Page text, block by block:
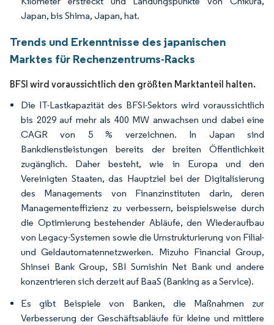
Japan, bis Shima, Japan, hat.
Trends und Erkenntnisse des japanischen
Marktes für Rechenzentrums-Racks
BFSI wird voraussichtlich den größten Marktanteil halten.
Die IT-Lastkapazität des BFSI-Sektors wird voraussichtlich
bis 2029 auf mehr als 400 MW anwachsen und dabei eine
CAGR von 5 % verzeichnen. In Japan sind
Bankdienstleistungen bereits der breiten Öffentlichkeit
zugänglich. Daher besteht, wie in Europa und den
Vereinigten Staaten, das Hauptziel bei der Digitalisierung
des Managements von Finanzinstituten darin, deren
Managementeffizienz zu verbessern, beispielsweise durch
die Optimierung bestehender Abläufe, den Wiederaufbau
von Legacy-Systemen sowie die Umstrukturierung von Filial-
und Geldautomatennetzwerken. Mizuho Financial Group,
Shinsei Bank Group, SBI Sumishin Net Bank und andere
konzentrieren sich derzeit auf BaaS (Banking as a Service).
Es gibt Beispiele von Banken, die Maßnahmen zur
Verbesserung der Geschäftsabläufe für kleine und mittlere